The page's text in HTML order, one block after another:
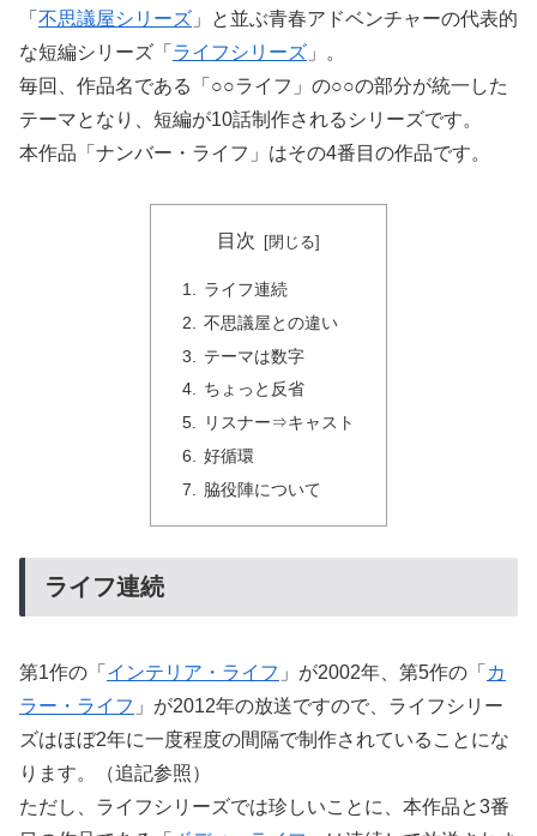
「 不思議屋シリーズ 」と並ぶ青春アドベンチャーの代表的
な短編シリーズ「 ライフシリーズ 」。
毎回、作品名である「○○ライフ」の○○の部分が統一した
テーマとなり、短編が10話制作されるシリーズです。
本作品「ナンバー・ライフ」はその4番目の作品です。
目次
ライフ連続
不思議屋との違い
テーマは数字
ちょっと反省
リスナー⇒キャスト
好循環
脇役陣について
ライフ連続
第1作の「 インテリア・ライフ 」が2002年、第5作の「 カ
ラー・ライフ 」が2012年の放送ですので、ライフシリー
ズはほぼ2年に一度程度の間隔で制作されていることにな
ります。（追記参照）
ただし、ライフシリーズでは珍しいことに、本作品と3番